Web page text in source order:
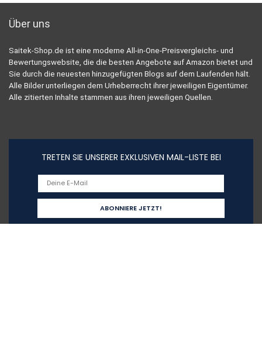
Über uns
Saitek-Shop.de ist eine moderne All-in-One-Preisvergleichs- und
Bewertungswebsite, die die besten Angebote auf Amazon bietet und
Sie durch die neuesten hinzugefügten Blogs auf dem Laufenden hält.
Alle Bilder unterliegen dem Urheberrecht ihrer jeweiligen Eigentümer.
Alle zitierten Inhalte stammen aus ihren jeweiligen Quellen.
TRETEN SIE UNSERER EXKLUSIVEN MAIL-LISTE BEI